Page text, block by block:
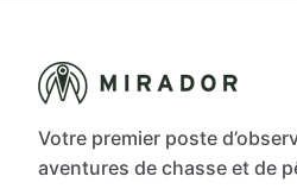
Votre premier poste
aventures de chasse et de